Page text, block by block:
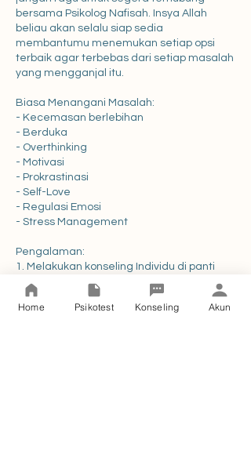
bersama Psikolog Nafisah. Insya Allah
beliau akan selalu siap sedia
membantumu menemukan setiap opsi
terbaik agar terbebas dari setiap masalah
yang mengganjal itu.
Biasa Menangani Masalah:
- Kecemasan berlebihan
- Berduka
- Overthinking
- Motivasi
- Prokrastinasi
- Self-Love
- Regulasi Emosi
- Stress Management
Pengalaman:
1. Melakukan konseling Individu di panti
Jompo untuk kasus kesepian
2. Melakukan konseling individu di panti
anak untuk masalah belajar
Home Psikotest Konseling Akun